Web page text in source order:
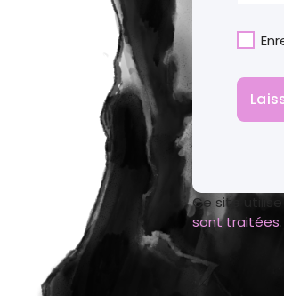
Ce site
sont traitées.